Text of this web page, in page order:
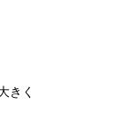
きく